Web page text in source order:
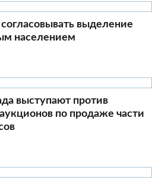
выделение
населением
выступают против
по продаже части